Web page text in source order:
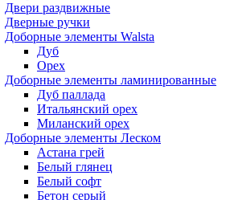
Двери раздвижные
Дверные ручки
Доборные элементы Walsta
Дуб
Орех
Доборные элементы ламинированные
Дуб паллада
Итальянский орех
Миланский орех
Доборные элементы Леском
Астана грей
Белый глянец
Белый софт
Бетон серый